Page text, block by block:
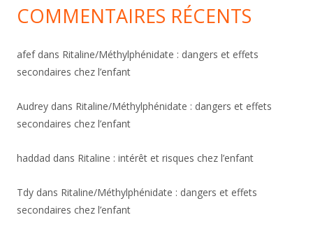
COMMENTAIRES RÉCENTS
afefdans Ritaline/Méthylphénidate : dangers et effets
secondaires chez l’enfant
Audrey dans Ritaline/Méthylphénidate : dangers et effets
secondaires chez l’enfant
haddad dans Ritaline : intérêt et risques chez l’enfant
Tdy dans Ritaline/Méthylphénidate : dangers et effets
secondaires chez l’enfant